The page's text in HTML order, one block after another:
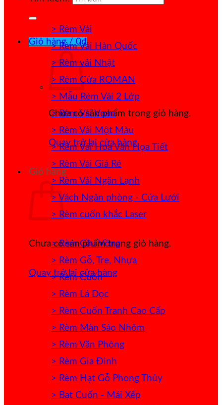
Giỏ hàng /0₫
Chưa có sản phẩm trong giỏ hàng.
Quay trở lại cửa hàng
Giỏ hàng
Chưa có sản phẩm trong giỏ hàng.
Quay trở lại cửa hàng
> Rèm Vải
> Rèm Vải Hàn Quốc
> Rèm vải Nhật
> Rèm Cửa ROMAN
> Mẫu Rèm Vải 2 Lớp
> Rèm Vải Voan
> Rèm Vải Một Màu
> Rèm Vải Hoa Văn Họa Tiết
> Rèm Vải Giá Rẻ
> Rèm Vải Ngăn Lạnh
> Vách Ngăn phòng - Cửa Lưới
> Rèm cuốn khắc Laser
> Rèm Cầu Vồng
> Rèm Gỗ, Tre, Nhựa
> Rèm Cuốn
> Rèm Lá Dọc
> Rèm Cuốn Tranh Cao Cấp
> Rèm Màn Sáo Nhôm
> Rèm Văn Phòng
> Rèm Gia Đình
> Rèm Hạt Gỗ Phong Thủy
> Bạt Cuốn - Mái Xếp